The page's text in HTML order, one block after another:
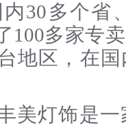
30多个省
100多家专
地区，在
美灯饰是